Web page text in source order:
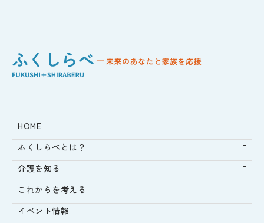
HOME
ふくしらべとは？
介護を知る
これからを考える
イベント情報